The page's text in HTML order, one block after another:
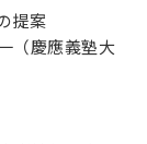
提案
（慶應義塾大